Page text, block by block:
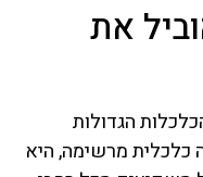
את
הגדולות
כלכלית מרשימה, היא